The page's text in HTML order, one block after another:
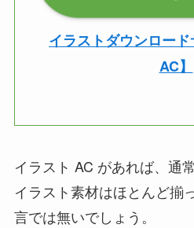
イラストダウンロー
AC】
イラスト AC があれば、通
イラスト素材はほとんど揃
言では無いでしょう。